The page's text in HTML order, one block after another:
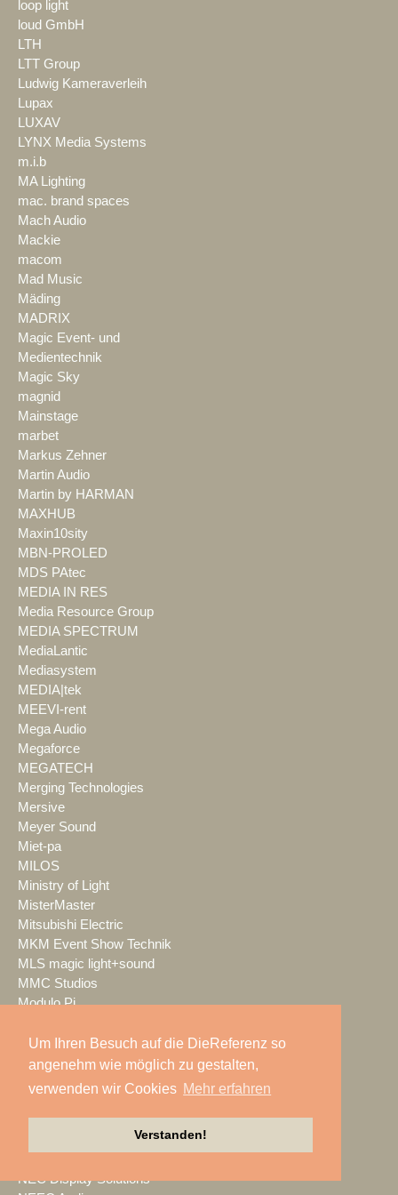
Um Ihren Besuch auf die DieReferenz so
angenehm wie möglich zu gestalten,
verwenden wir Cookies Mehr erfahren
Verstanden!
loop light
loud GmbH
LTH
LTT Group
Ludwig Kameraverleih
Lupax
LUXAV
LYNX Media Systems
m.i.b
MA Lighting
mac. brand spaces
Mach Audio
Mackie
macom
Mad Music
Mäding
MADRIX
Magic Event- und
Medientechnik
Magic Sky
magnid
Mainstage
marbet
Markus Zehner
Martin Audio
Martin by HARMAN
MAXHUB
Maxin10sity
MBN-PROLED
MDS PAtec
MEDIA IN RES
Media Resource Group
MEDIA SPECTRUM
MediaLantic
Mediasystem
MEDIA|tek
MEEVI-rent
Mega Audio
Megaforce
MEGATECH
Merging Technologies
Mersive
Meyer Sound
Miet-pa
MILOS
Ministry of Light
MisterMaster
Mitsubishi Electric
MKM Event Show Technik
MLS magic light+sound
MMC Studios
Modulo Pi
Moonlight
MOTION GROUP
Müller BBM
NEC Display Solutions